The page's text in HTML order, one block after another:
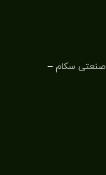
صنعتی سکام –